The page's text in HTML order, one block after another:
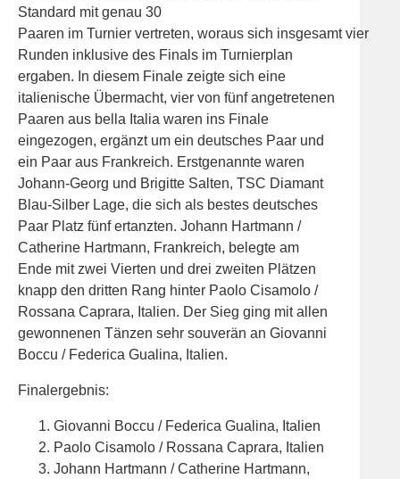
Standard mit genau 30
Paaren im Turnier vertreten, woraus sich insgesamt vier
Runden inklusive des Finals im Turnierplan
ergaben. In diesem Finale zeigte sich eine
italienische Übermacht, vier von fünf angetretenen
Paaren aus bella Italia waren ins Finale
eingezogen, ergänzt um ein deutsches Paar und
ein Paar aus Frankreich. Erstgenannte waren
Johann-Georg und Brigitte Salten, TSC Diamant
Blau-Silber Lage, die sich als bestes deutsches
Paar Platz fünf ertanzten. Johann Hartmann /
Catherine Hartmann, Frankreich, belegte am
Ende mit zwei Vierten und drei zweiten Plätzen
knapp den dritten Rang hinter Paolo Cisamolo /
Rossana Caprara, Italien. Der Sieg ging mit allen
gewonnenen Tänzen sehr souverän an Giovanni
Boccu / Federica Gualina, Italien.
Finalergebnis:
Giovanni Boccu / Federica Gualina, Italien
Paolo Cisamolo / Rossana Caprara, Italien
Johann Hartmann / Catherine Hartmann,